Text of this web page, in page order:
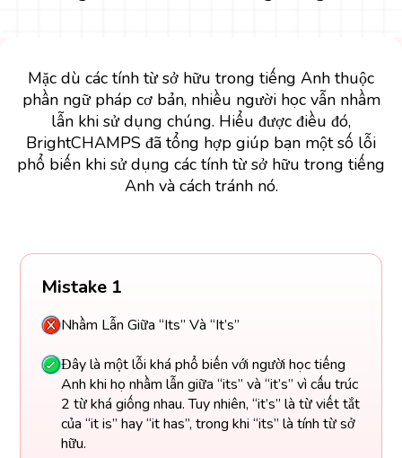
Mặc dù các tính từ sở hữu trong tiếng Anh thuộc
phần ngữ pháp cơ bản, nhiều người học vẫn nhầm
lẫn khi sử dụng chúng. Hiểu được điều đó,
BrightCHAMPS đã tổng hợp giúp bạn một số lỗi
phổ biến khi sử dụng các tính từ sở hữu trong tiếng
Anh và cách tránh nó.
Mistake 1
Nhầm Lẫn Giữa “Its” Và “It’s”
Đây là một lỗi khá phổ biến với người học tiếng
Anh khi họ nhầm lẫn giữa “its” và “it’s” vì cấu trúc
2 từ khá giống nhau. Tuy nhiên, “it’s” là từ viết tắt
của “it is” hay “it has”, trong khi “its” là tính từ sở
hữu.